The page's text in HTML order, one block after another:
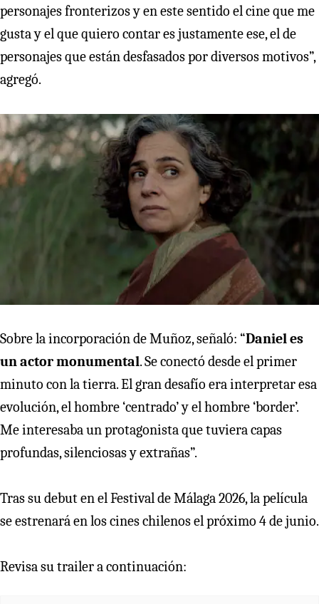
personajes fronterizos y en este sentido el cine que me
gusta y el que quiero contar es justamente ese, el de
personajes que están desfasados por diversos motivos”,
agregó.
Sobre la incorporación de Muñoz, señaló: “Daniel es
un actor monumental. Se conectó desde el primer
minuto con la tierra. El gran desafío era interpretar esa
evolución, el hombre ‘centrado’ y el hombre ‘border’.
Me interesaba un protagonista que tuviera capas
profundas, silenciosas y extrañas”.
Tras su debut en el Festival de Málaga 2026, la película
se estrenará en los cines chilenos el próximo 4 de junio.
Revisa su trailer a continuación: